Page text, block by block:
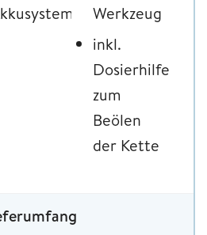
Werkzeug
inkl.
Dosierhilfe
zum
Beölen
der Kette